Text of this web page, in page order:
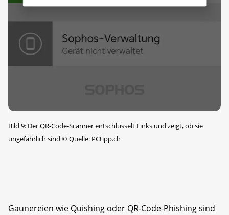
Bild 9: Der QR-Code-Scanner entschlüsselt Links und zeigt, ob sie
ungefährlich sind ©Quelle: PCtipp.ch
Gaunereien wie Quishing oder QR-Code-Phishing sind